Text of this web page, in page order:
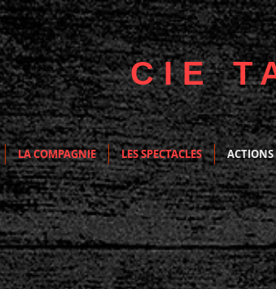
CIE
LA COMPAGNIE LES SPECTACLES ACTIONS